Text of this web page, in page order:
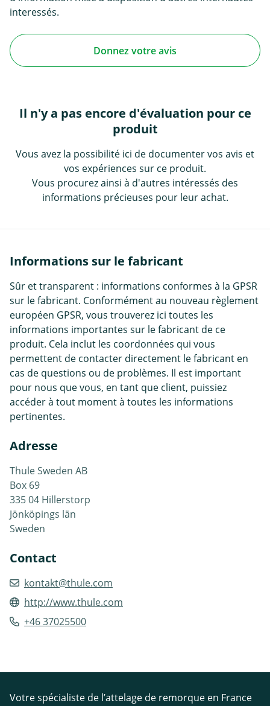
interessés.
Donnez votre avis
Il n'y a pas encore d'évaluation pour ce
produit
Vous avez la possibilité ici de documenter vos avis et
vos expériences sur ce produit.
Vous procurez ainsi à d'autres intéressés des
informations précieuses pour leur achat.
Informations sur le fabricant
Sûr et transparent : informations conformes à la GPSR
sur le fabricant. Conformément au nouveau règlement
européen GPSR, vous trouverez ici toutes les
informations importantes sur le fabricant de ce
produit. Cela inclut les coordonnées qui vous
permettent de contacter directement le fabricant en
cas de questions ou de problèmes. Il est important
pour nous que vous, en tant que client, puissiez
accéder à tout moment à toutes les informations
pertinentes.
Adresse
Thule Sweden AB
Box 69
335 04 Hillerstorp
Jönköpings län
Sweden
Contact
kontakt@thule.com
http://www.thule.com
+46 37025500
Votre spécialiste de l’attelage de remorque en France